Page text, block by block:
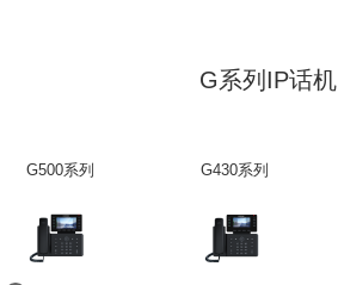
G系列IP话机
G500系列 G430系列